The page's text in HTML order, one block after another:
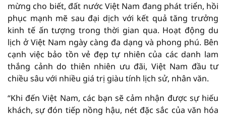
mừng cho biết, đất nước Việt Nam đang phát triển, hồi
phục mạnh mẽ sau đại dịch với kết quả tăng trưởng
kinh tế ấn tượng trong thời gian qua. Hoạt động du
lịch ở Việt Nam ngày càng đa dạng và phong phú. Bên
cạnh việc bảo tồn vẻ đẹp tự nhiên của các danh lam
thắng cảnh do thiên nhiên ưu đãi, Việt Nam đầu tư
chiều sâu với nhiều giá trị giàu tính lịch sử, nhân văn.
“Khi đến Việt Nam, các bạn sẽ cảm nhận được sự hiếu
khách, sự đón tiếp nồng hậu, nét đặc sắc của văn hóa